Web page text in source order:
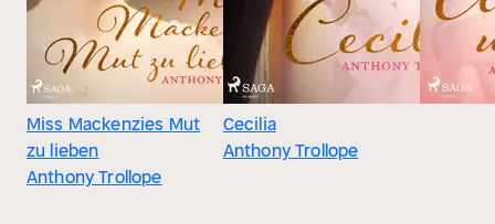
Miss Mackenzies Mut
zu lieben
Anthony Trollope
Cecilia
Anthony Trollope